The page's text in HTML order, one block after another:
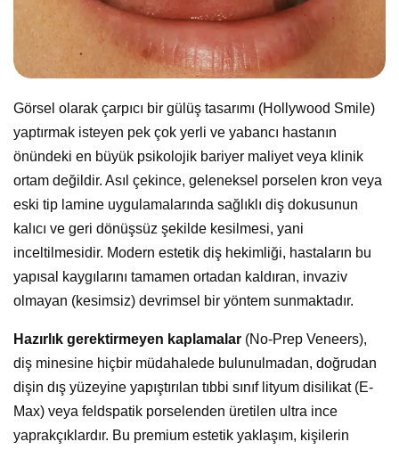
Görsel olarak çarpıcı bir gülüş tasarımı (Hollywood Smile)
yaptırmak isteyen pek çok yerli ve yabancı hastanın
önündeki en büyük psikolojik bariyer maliyet veya klinik
ortam değildir. Asıl çekince, geleneksel porselen kron veya
eski tip lamine uygulamalarında sağlıklı diş dokusunun
kalıcı ve geri dönüşsüz şekilde kesilmesi, yani
inceltilmesidir. Modern estetik diş hekimliği, hastaların bu
yapısal kaygılarını tamamen ortadan kaldıran, invaziv
olmayan (kesimsiz) devrimsel bir yöntem sunmaktadır.
Hazırlık gerektirmeyen kaplamalar (No-Prep Veneers),
diş minesine hiçbir müdahalede bulunulmadan, doğrudan
dişin dış yüzeyine yapıştırılan tıbbi sınıf lityum disilikat (E-
Max) veya feldspatik porselenden üretilen ultra ince
yaprakçıklardır. Bu premium estetik yaklaşım, kişilerin